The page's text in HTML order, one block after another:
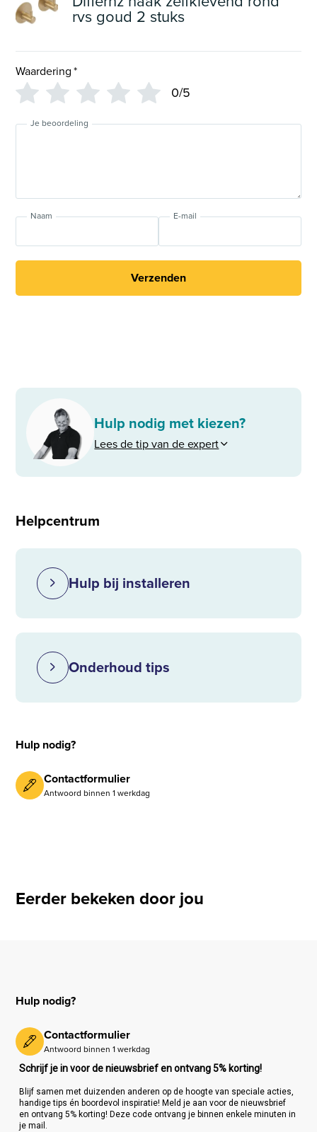
rvs goud 2 stuks
Waardering *
0/5
Je beoordeling
Naam E-mail
Verzenden
Hulp nodig met kiezen?
Lees de tip van de expert
Helpcentrum
Hulp bij installeren
Onderhoud tips
Hulp nodig?
Contactformulier
Antwoord binnen 1 werkdag
Eerder bekeken door jou
Hulp nodig?
Contactformulier
Antwoord binnen 1 werkdag
Schrijf je in voor de nieuwsbrief en ontvang 5% korting!
Blijf samen met duizenden anderen op de hoogte van speciale acties,
handige tips én boordevol inspiratie! Meld je aan voor de nieuwsbrief
en ontvang 5% korting! Deze code ontvang je binnen enkele minuten in
je mail.